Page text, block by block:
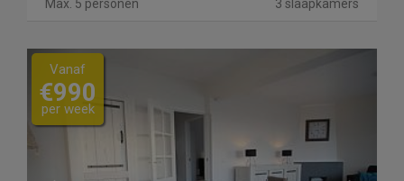
Max. 5 personen 3 slaapkamers
Previous
Vanaf
€990
per week